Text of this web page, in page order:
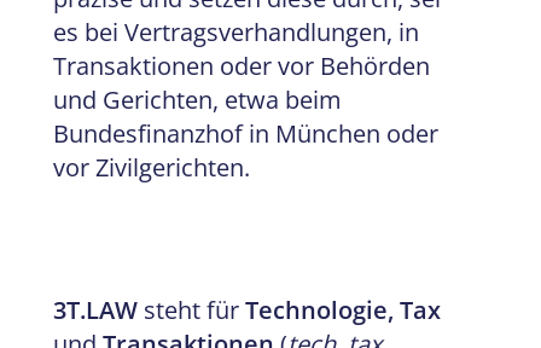
es bei Vertragsverhandlungen, in
Transaktionen oder vor Behörden
und Gerichten, etwa beim
Bundesfinanzhof in München oder
vor Zivilgerichten.
3T.LAWsteht fürTechnologie, Tax